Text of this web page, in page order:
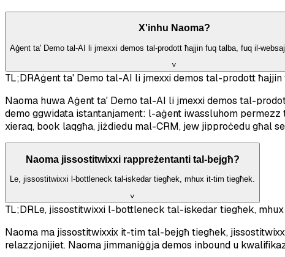
X'inhu Naoma?
Aġent ta' Demo tal-AI li jmexxi demos tal-prodott ħajjin fuq talba, fuq il-
˅
TL;DRAġent ta' Demo tal-AI li jmexxi demos tal-prodott
Naoma huwa Aġent ta' Demo tal-AI li jmexxi demos tal-
demo ggwidata istantanjament: l-aġent iwassluhom
xieraq, book laqgħa, jiżdiedu mal-CRM, jew jipproċedu għal
Naoma jissostitwixxi rappreżentanti tal-bejgħ?
Le, jissostitwixxi l-bottleneck tal-iskedar tiegħek, mhux it-tim tiegħek.
˅
TL;DRLe, jissostitwixxi l-bottleneck tal-iskedar tiegħek,
Naoma ma jissostitwixxix it-tim tal-bejgħ tiegħek,
relazzjonijiet. Naoma jimmaniġġja demos inbound u